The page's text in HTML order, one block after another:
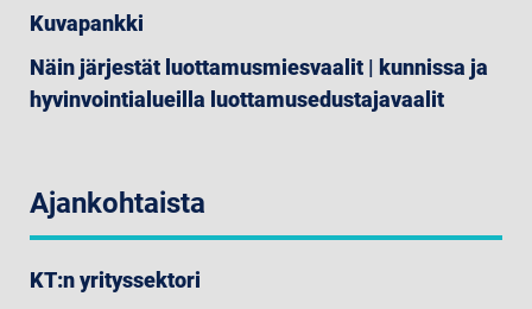
Kuvapankki
Näin järjestät luottamusmiesvaalit | kunnissa ja
hyvinvointialueilla luottamusedustajavaalit
Ajankohtaista
KT:n yrityssektori